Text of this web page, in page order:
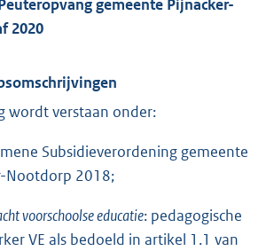
gemeente Pijnacker-
2020
wordt verstaan onder:
Subsidieverordening gemeente
Nootdorp 2018;
voorschoolse educatie: pedagogische
VE als bedoeld in artikel 1.1 van